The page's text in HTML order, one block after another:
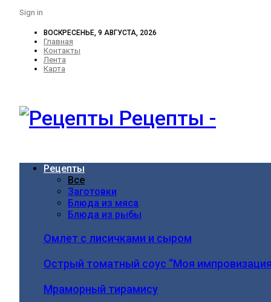
Sign in
ВОСКРЕСЕНЬЕ, 9 АВГУСТА, 2026
Главная
Контакты
Лента
Карта
Рецепты -
Рецепты
Все
Заготовки
Блюда из мяса
Блюда из рыбы
Омлет с лисичками и сыром
Острый томатный соус “Моя
Мраморный тирамису